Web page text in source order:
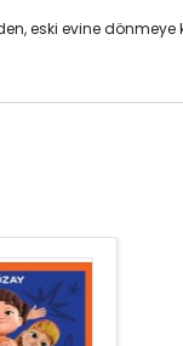
eski evine